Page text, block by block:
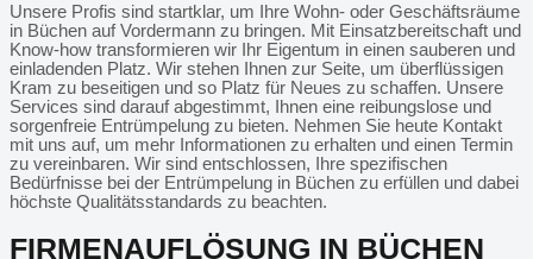
Unsere Profis sind startklar, um Ihre Wohn- oder Geschäftsräume
in Büchen auf Vordermann zu bringen. Mit Einsatzbereitschaft und
Know-how transformieren wir Ihr Eigentum in einen sauberen und
einladenden Platz. Wir stehen Ihnen zur Seite, um überflüssigen
Kram zu beseitigen und so Platz für Neues zu schaffen. Unsere
Services sind darauf abgestimmt, Ihnen eine reibungslose und
sorgenfreie Entrümpelung zu bieten. Nehmen Sie heute Kontakt
mit uns auf, um mehr Informationen zu erhalten und einen Termin
zu vereinbaren. Wir sind entschlossen, Ihre spezifischen
Bedürfnisse bei der Entrümpelung in Büchen zu erfüllen und dabei
höchste Qualitätsstandards zu beachten.
FIRMENAUFLÖSUNG IN BÜCHEN